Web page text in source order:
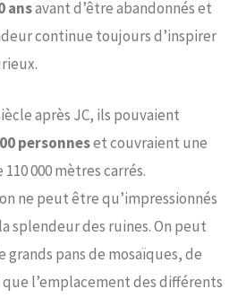
ansavant d’être abandonnés et
continue toujours d’inspirer
après JC, ils pouvaient
personneset couvraient une
000 mètres carrés.
ne peut être qu’impressionnés
splendeur des ruines. On peut
pans de mosaïques, de
que l’emplacement des différents